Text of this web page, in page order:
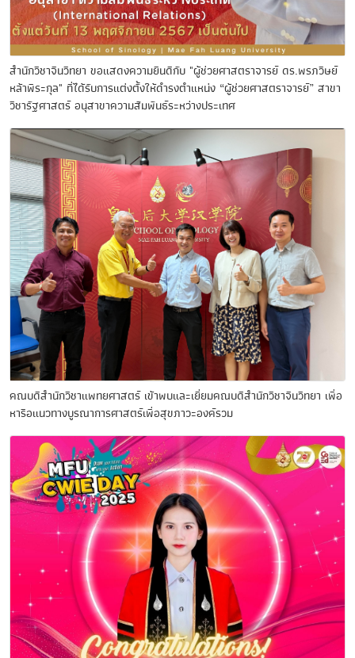
สำนักวิชาจีนวิทยา ขอแสดงความยินดีกับ "ผู้ช่วยศาสตราจารย์ ดร.พรภวิษย์
หล้าพีระกุล" ที่ได้รับการแต่งตั้งให้ดำรงตำแหน่ง “ผู้ช่วยศาสตราจารย์” สาขา
วิชารัฐศาสตร์ อนุสาขาความสัมพันธ์ระหว่างประเทศ
คณบดีสำนักวิชาแพทยศาสตร์ เข้าพบและเยี่ยมคณบดีสำนักวิชาจีนวิทยา เพื่อ
หารือแนวทางบูรณาการศาสตร์เพื่อสุขภาวะองค์รวม